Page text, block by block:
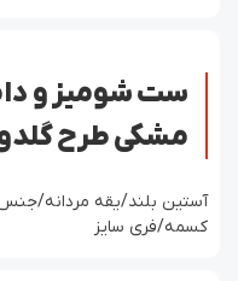
ست شومیز و
مشکی طرح
آستین بلند/یقه مردانه/
کسمه/فری سایز